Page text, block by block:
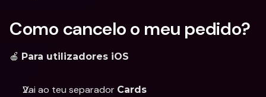
Como cancelo o meu pedido?
🍎 Para utilizadores iOS
Vai ao teu separador Cards